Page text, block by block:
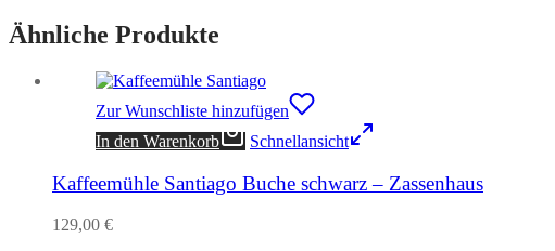
Ähnliche Produkte
Zur Wunschliste hinzufügen
In den Warenkorb
Schnellansicht
Kaffeemühle Santiago Buche schwarz – Zassenhaus
129,00 €